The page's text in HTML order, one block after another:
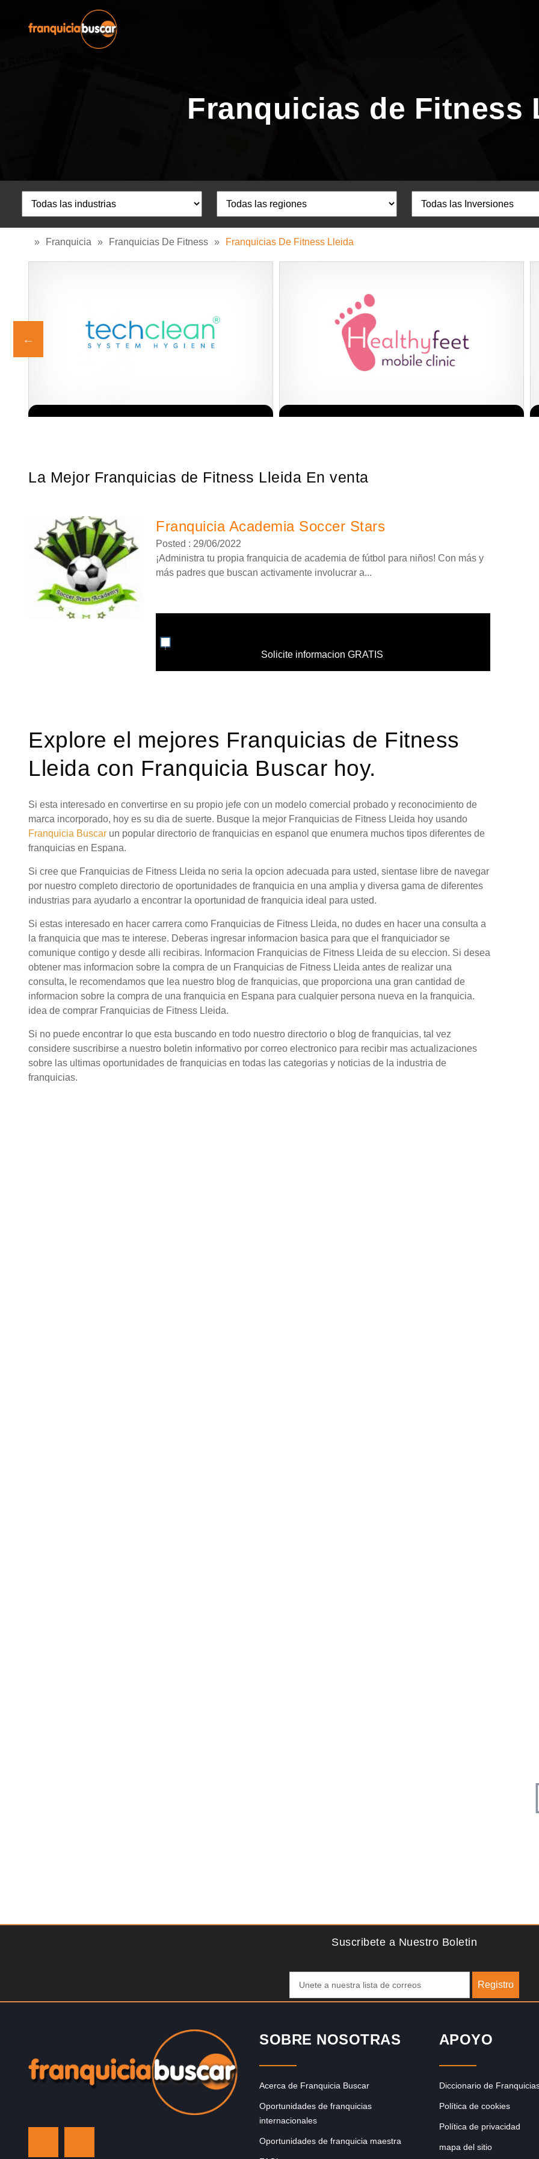
Franquicias de Fitness
» Franquicia » Franquicias De Fitness » Franquicias De Fitness Lleida
La Mejor Franquicias de Fitness Lleida En venta
Franquicia Academia Soccer Stars
Posted : 29/06/2022
¡Administra tu propia franquicia de academia de fútbol para niños! Con más y
más padres que buscan activamente involucrar a...
Solicite informacion GRATIS
Explore el mejores Franquicias de Fitness
Lleida con Franquicia Buscar hoy.
Si esta interesado en convertirse en su propio jefe con un modelo comercial probado y reconocimiento de
marca incorporado, hoy es su dia de suerte. Busque la mejor Franquicias de Fitness Lleida hoy usando
Franquicia Buscar un popular directorio de franquicias en espanol que enumera muchos tipos diferentes de
franquicias en Espana.
Si cree que Franquicias de Fitness Lleida no seria la opcion adecuada para usted, sientase libre de navegar
por nuestro completo directorio de oportunidades de franquicia en una amplia y diversa gama de diferentes
industrias para ayudarlo a encontrar la oportunidad de franquicia ideal para usted.
Si estas interesado en hacer carrera como Franquicias de Fitness Lleida, no dudes en hacer una consulta a
la franquicia que mas te interese. Deberas ingresar informacion basica para que el franquiciador se
comunique contigo y desde alli recibiras. Informacion Franquicias de Fitness Lleida de su eleccion. Si desea
obtener mas informacion sobre la compra de un Franquicias de Fitness Lleida antes de realizar una
consulta, le recomendamos que lea nuestro blog de franquicias, que proporciona una gran cantidad de
informacion sobre la compra de una franquicia en Espana para cualquier persona nueva en la franquicia.
idea de comprar Franquicias de Fitness Lleida.
Si no puede encontrar lo que esta buscando en todo nuestro directorio o blog de franquicias, tal vez
considere suscribirse a nuestro boletin informativo por correo electronico para recibir mas actualizaciones
sobre las ultimas oportunidades de franquicias en todas las categorias y noticias de la industria de
franquicias.
efectivo…
Reino…
Suscribete a Nuestro Boletin
Registro
SOBRE NOSOTRAS
Acerca de Franquicia Buscar
Oportunidades de franquicias
internacionales
Oportunidades de franquicia maestra
APOYO
Diccionario de
Política de cookies
Política de privacidad
mapa del sitio